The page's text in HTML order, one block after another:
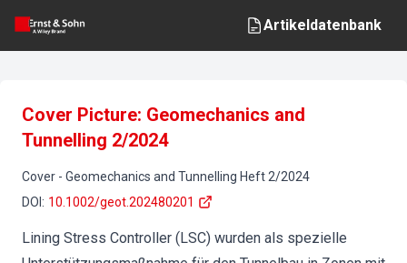
Artikeldatenbank
Cover Picture: Geomechanics and
Tunnelling 2/2024
Cover - Geomechanics and Tunnelling Heft 2/2024
DOI : 10.1002/geot.202480201
Lining Stress Controller (LSC) wurden als spezielle